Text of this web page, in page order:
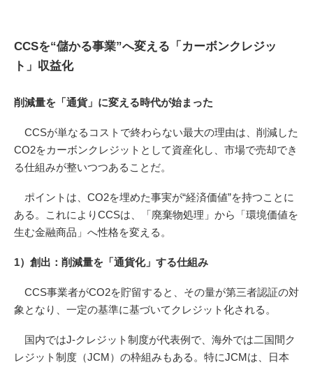
CCSを“儲かる事業”へ変える「カーボンクレジッ
ト」収益化
削減量を「通貨」に変える時代が始まった
CCSが単なるコストで終わらない最大の理由は、削減した
CO2をカーボンクレジットとして資産化し、市場で売却でき
る仕組みが整いつつあることだ。
ポイントは、CO2を埋めた事実が“経済価値”を持つことに
ある。これによりCCSは、「廃棄物処理」から「環境価値を
生む金融商品」へ性格を変える。
1）創出：削減量を「通貨化」する仕組み
CCS事業者がCO2を貯留すると、その量が第三者認証の対
象となり、一定の基準に基づいてクレジット化される。
国内ではJ-クレジット制度が代表例で、海外では二国間ク
レジット制度（JCM）の枠組みもある。特にJCMは、日本